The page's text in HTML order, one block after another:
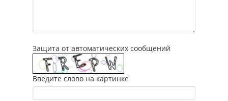
Защита от автоматических сообщений
Введите слово на картинке